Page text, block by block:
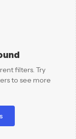
filters. Try
to see more